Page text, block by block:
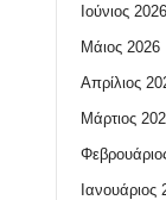
Ιούνιος 2026
Μάιος 2026
Απρίλιος
Μάρτιος
Ιανουάριος